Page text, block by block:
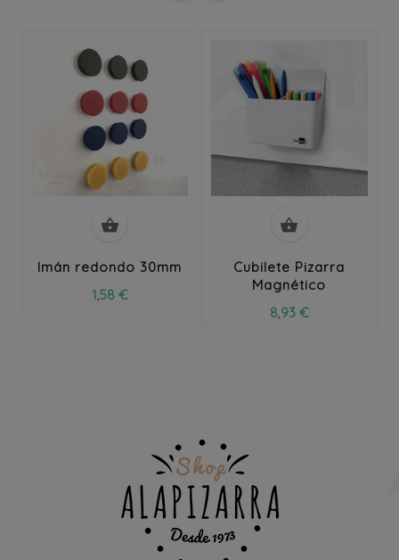

Imán redondo 30mm
1,58 €

Cubilete Pizarra
Magnético
8,93 €